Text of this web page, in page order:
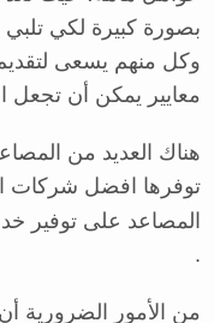
بصورة كبيرة لكي تلبي
وكل منهم يسعى
معايير يمكن أن تجعل
هناك العديد من
توفرها افضل شركات
المصاعد على توفير
.
من الأمور الضرورية